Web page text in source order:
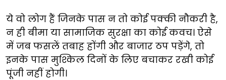
ये वो लोग हैं जिनके पास न तो कोई पक्की नौकरी है,
न ही बीमा या सामाजिक सुरक्षा का कोई कवच। ऐसे
में जब फसलें तबाह होंगी और बाजार ठप पड़ेंगे, तो
इनके पास मुश्किल दिनों के लिए बचाकर रखी कोई
पूंजी नहीं होगी।